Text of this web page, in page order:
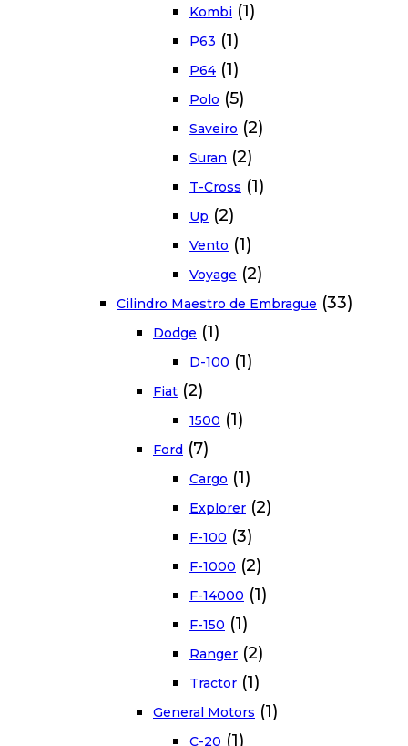
Kombi (1)
P63 (1)
P64 (1)
Polo (5)
Saveiro (2)
Suran (2)
T-Cross (1)
Up (2)
Vento (1)
Voyage (2)
Cilindro Maestro de Embrague (33)
Dodge (1)
D-100 (1)
Fiat (2)
1500 (1)
Ford (7)
Cargo (1)
Explorer (2)
F-100 (3)
F-1000 (2)
F-14000 (1)
F-150 (1)
Ranger (2)
Tractor (1)
General Motors (1)
C-20 (1)